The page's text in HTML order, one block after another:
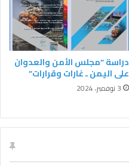
دراسة “مجلس الأمن والعدوان
على اليمن ـ غارات وقرارات”
3 نوفمبر، 2024